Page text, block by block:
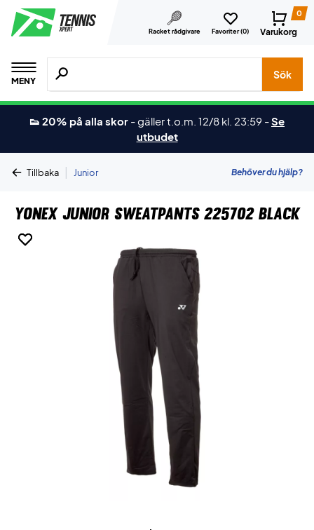
Racket rådgivare Favoriter (0)
0
Varukorg
MENY
Sök efter produkter, märken osv.
Sök
👟 20% på alla skor -gäller t.o.m. 12/8 kl. 23:59 -Se
utbudet
Tillbaka | Junior Behöver du hjälp?
Yonex Junior Sweatpants 225702 Black